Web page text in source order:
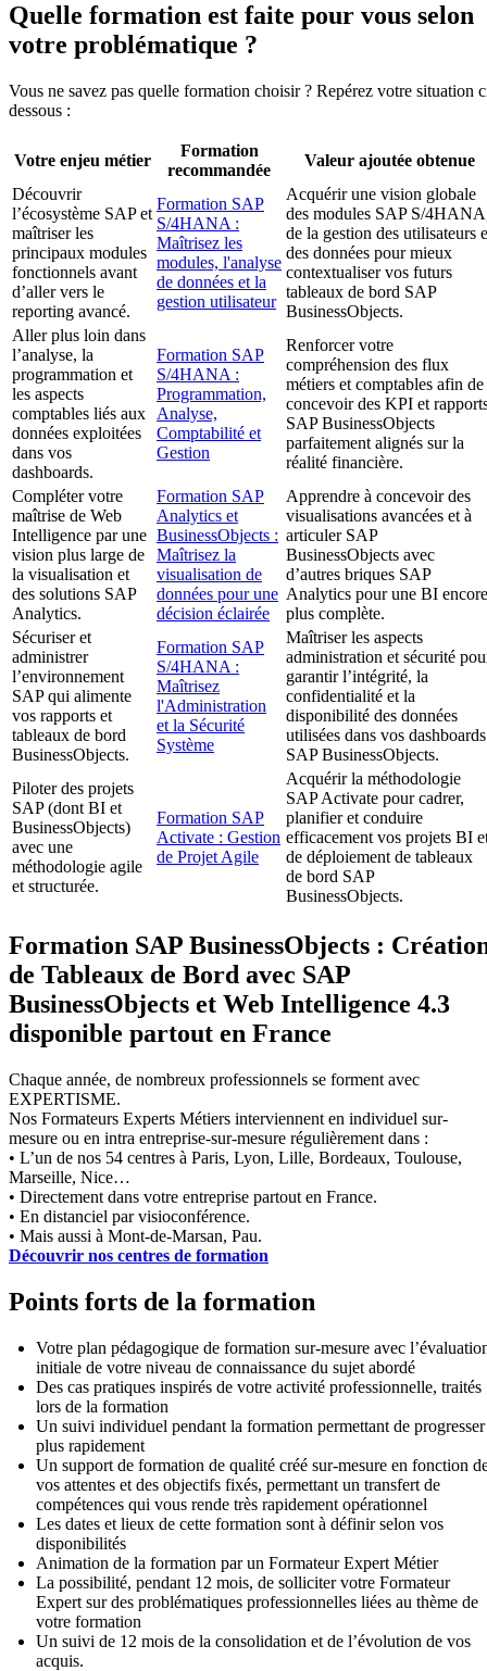
Quelle formation est faite pour vous selon
votre problématique ?
Vous ne savez pas quelle formation choisir ? Repérez votre situation
dessous :
Votre enjeu métier
Formation
recommandée
Valeur ajoutée obtenue
Découvrir
l’écosystème SAP et
maîtriser les
principaux modules
fonctionnels avant
d’aller vers le
reporting avancé.
Formation SAP
S/4HANA :
Maîtrisez les
modules, l'analyse
de données et la
gestion utilisateur
Acquérir une vision globale
des modules SAP S/
de la gestion des utilisateurs
des données pour mieux
contextualiser vos futurs
tableaux de bord SAP
BusinessObjects.
Aller plus loin dans
l’analyse, la
programmation et
les aspects
comptables liés aux
données exploitées
dans vos
dashboards.
Formation SAP
S/4HANA :
Programmation,
Analyse,
Comptabilité et
Gestion
Renforcer votre
compréhension des flux
métiers et comptables afin de
concevoir des KPI et
SAP BusinessObjects
parfaitement alignés sur la
réalité financière.
Compléter votre
maîtrise de Web
Intelligence par une
vision plus large de
la visualisation et
des solutions SAP
Analytics.
Formation SAP
Analytics et
BusinessObjects :
Maîtrisez la
visualisation de
données pour une
décision éclairée
Apprendre à concevoir des
visualisations avancées et à
articuler SAP
BusinessObjects avec
d’autres briques SAP
Analytics pour une BI encore
plus complète.
Sécuriser et
administrer
l’environnement
SAP qui alimente
vos rapports et
tableaux de bord
BusinessObjects.
Formation SAP
S/4HANA :
Maîtrisez
l'Administration
et la Sécurité
Système
Maîtriser les aspects
administration et sécurité
garantir l’intégrité, la
confidentialité et la
disponibilité des données
utilisées dans vos dashboards
SAP BusinessObjects.
Piloter des projets
SAP (dont BI et
BusinessObjects)
avec une
méthodologie agile
et structurée.
Formation SAP
Activate : Gestion
de Projet Agile
Acquérir la méthodologie
SAP Activate pour cadrer,
planifier et conduire
efficacement vos projets BI
de déploiement de tableaux
de bord SAP
BusinessObjects.
Formation SAP BusinessObjects :
de Tableaux de Bord avec SAP
BusinessObjects et Web Intelligence 4.3
disponible partout en France
Chaque année, de nombreux professionnels se forment avec
EXPERTISME.
Nos Formateurs Experts Métiers interviennent en individuel sur-
mesure ou en intra entreprise-sur-mesure régulièrement dans :
• L’un de nos 54 centres à Paris, Lyon, Lille, Bordeaux, Toulouse,
Marseille, Nice…
• Directement dans votre entreprise partout en France.
• En distanciel par visioconférence.
• Mais aussi à Mont-de-Marsan, Pau.
Découvrir nos centres de formation
Points forts de la formation
Votre plan pédagogique de formation sur-mesure avec
initiale de votre niveau de connaissance du sujet abordé
Des cas pratiques inspirés de votre activité professionnelle, traités
lors de la formation
Un suivi individuel pendant la formation permettant de progresser
plus rapidement
Un support de formation de qualité créé sur-mesure en fonction
vos attentes et des objectifs fixés, permettant un transfert de
compétences qui vous rende très rapidement opérationnel
Les dates et lieux de cette formation sont à définir selon vos
disponibilités
Animation de la formation par un Formateur Expert Métier
La possibilité, pendant 12 mois, de solliciter votre Formateur
Expert sur des problématiques professionnelles liées au thème de
votre formation
Un suivi de 12 mois de la consolidation et de l’évolution de vos
acquis.